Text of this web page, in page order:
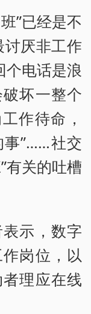
”已经是不
讨厌非工作
个电话是浪
坏一整个
作待命，
事”……社交
有关的吐槽
示，数字
岗位，以
理应在线